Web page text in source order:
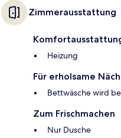
Zimmerausstattung
Heizung
Für erholsame
Bettwäsche wird
Zum Frischmachen
Nur Dusche